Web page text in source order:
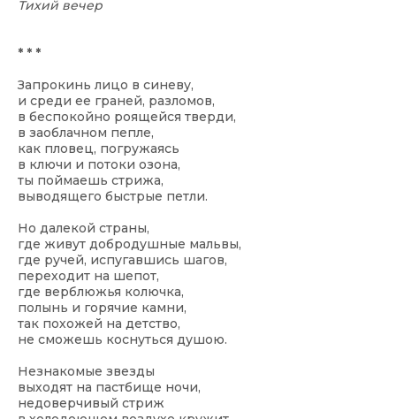
Тихий вечер
* * *
Запрокинь лицо в синеву,
и среди ее граней, разломов,
в беспокойно роящейся тверди,
в заоблачном пепле,
как пловец, погружаясь
в ключи и потоки озона,
ты поймаешь стрижа,
выводящего быстрые петли.
Но далекой страны,
где живут добродушные мальвы,
где ручей, испугавшись шагов,
переходит на шепот,
где верблюжья колючка,
полынь и горячие камни,
так похожей на детство,
не сможешь коснуться душою.
Незнакомые звезды
выходят на пастбище ночи,
недоверчивый стриж